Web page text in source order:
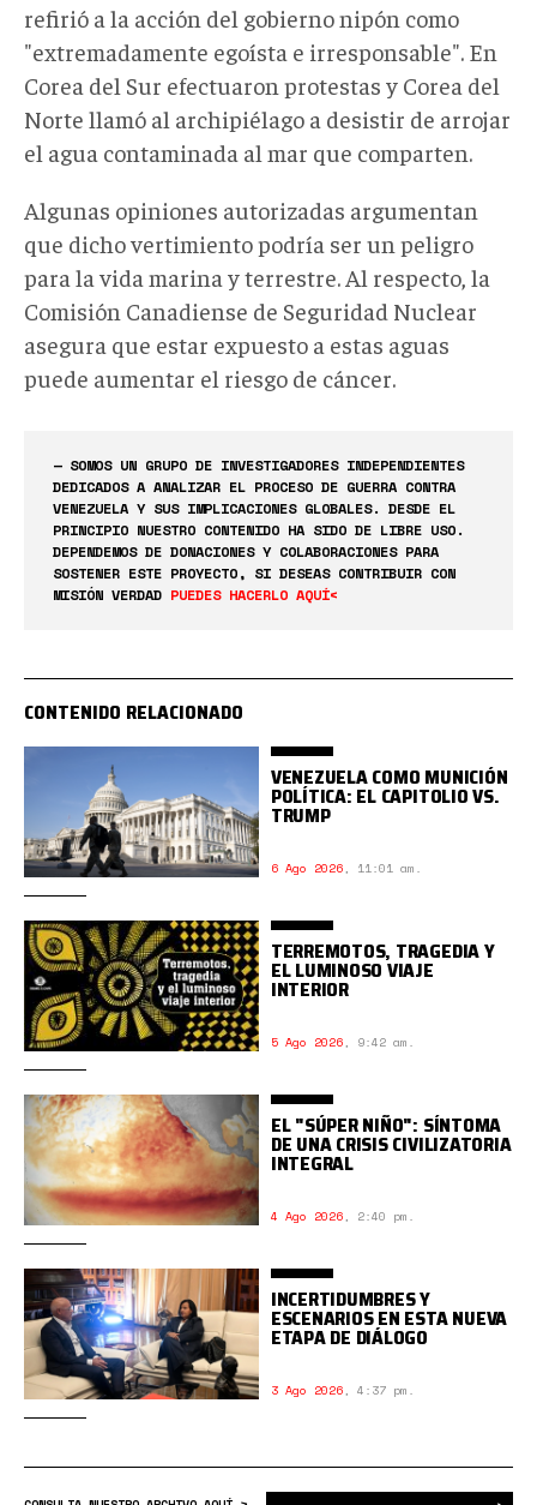
refirió a la acción del gobierno nipón como
"extremadamente egoísta e irresponsable". En
Corea del Sur efectuaron protestas y Corea del
Norte llamó al archipiélago a desistir de arrojar
el agua contaminada al mar que comparten.
Algunas opiniones autorizadas argumentan
que dicho vertimiento podría ser un peligro
para la vida marina y terrestre. Al respecto, la
Comisión Canadiense de Seguridad Nuclear
asegura que estar expuesto a estas aguas
puede aumentar el riesgo de cáncer.
— SOMOS UN GRUPO DE INVESTIGADORES INDEPENDIENTES
DEDICADOS A ANALIZAR EL PROCESO DE GUERRA CONTRA
VENEZUELA Y SUS IMPLICACIONES GLOBALES. DESDE EL
PRINCIPIO NUESTRO CONTENIDO HA SIDO DE LIBRE USO.
DEPENDEMOS DE DONACIONES Y COLABORACIONES PARA
SOSTENER ESTE PROYECTO, SI DESEAS CONTRIBUIR CON
MISIÓN VERDAD PUEDES HACERLO AQUÍ<
CONTENIDO RELACIONADO
VENEZUELA COMO MUNICIÓN
POLÍTICA: EL CAPITOLIO VS.
TRUMP
6 Ago 2026, 11:01 am.
TERREMOTOS, TRAGEDIA Y
EL LUMINOSO VIAJE
INTERIOR
5 Ago 2026, 9:42 am.
EL "SÚPER NIÑO": SÍNTOMA
DE UNA CRISIS CIVILIZATORIA
INTEGRAL
4 Ago 2026, 2:40 pm.
INCERTIDUMBRES Y
ESCENARIOS EN ESTA NUEVA
ETAPA DE DIÁLOGO
3 Ago 2026, 4:37 pm.